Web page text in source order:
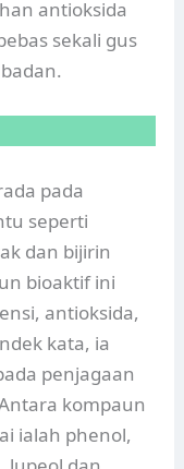
antioksida
sekali gus
pada
seperti
dan bijirin
bioaktif ini
antioksida,
kata, ia
penjagaan
kompaun
ialah phenol,